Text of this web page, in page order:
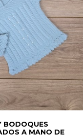
BODOQUES
A MANO DE